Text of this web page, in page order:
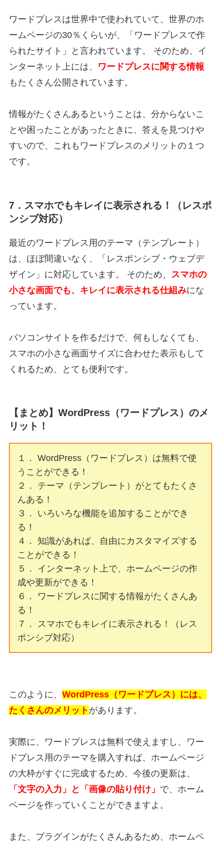
ワードプレスは世界中で使われていて、世界のホ
ームページの30％くらいが、「ワードプレスで作
られたサイト」と言われています。 そのため、イ
ンターネット上には、
ワードプレスに関する情報
もたくさん公開されています。
情報がたくさんあるということは、分からないこ
とや困ったことがあったときに、答えを見つけや
すいので、これもワードプレスのメリットの１つ
です。
7．スマホでもキレイに表示される！（レスポ
ンシブ対応）
最近のワードプレス用のテーマ（テンプレート）
は、ほぼ間違いなく、「レスポンシブ・ウェブデ
ザイン」に対応しています。 そのため、 スマホの
小さな画面でも、キレイに表示される仕組みにな
っています。
パソコンサイトを作るだけで、何もしなくても、
スマホの小さな画面サイズに合わせた表示もして
くれるため、とても便利です。
【まとめ】WordPress（ワードプレス）のメ
リット！
１． WordPress（ワードプレス）は無料で使
うことができる！
２． テーマ（テンプレート）がとてもたくさ
んある！
３． いろいろな機能を追加することができ
る！
４． 知識があれば、自由にカスタマイズする
ことができる！
５． インターネット上で、ホームページの作
成や更新ができる！
６． ワードプレスに関する情報がたくさんあ
る！
７． スマホでもキレイに表示される！（レス
ポンシブ対応）
このように、 WordPress（ワードプレス）には、
たくさんのメリット があります。
実際に、ワードプレスは無料で使えますし、ワー
ドプレス用のテーマを購入すれば、ホームページ
の大枠がすぐに完成するため、今後の更新は、
「文字の入力」と「画像の貼り付け」 で、ホーム
ページを作っていくことができますよ。
また、プラグインがたくさんあるため、ホームペ